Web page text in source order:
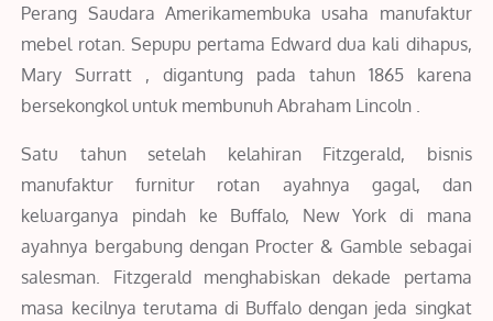
Perang Saudara Amerikamembuka usaha manufaktur
mebel rotan. Sepupu pertama Edward dua kali dihapus,
Mary Surratt , digantung pada tahun 1865 karena
bersekongkol untuk membunuh Abraham Lincoln .
Satu tahun setelah kelahiran Fitzgerald, bisnis
manufaktur furnitur rotan ayahnya gagal, dan
keluarganya pindah ke Buffalo, New York di mana
ayahnya bergabung dengan Procter & Gamble sebagai
salesman. Fitzgerald menghabiskan dekade pertama
masa kecilnya terutama di Buffalo dengan jeda singkat